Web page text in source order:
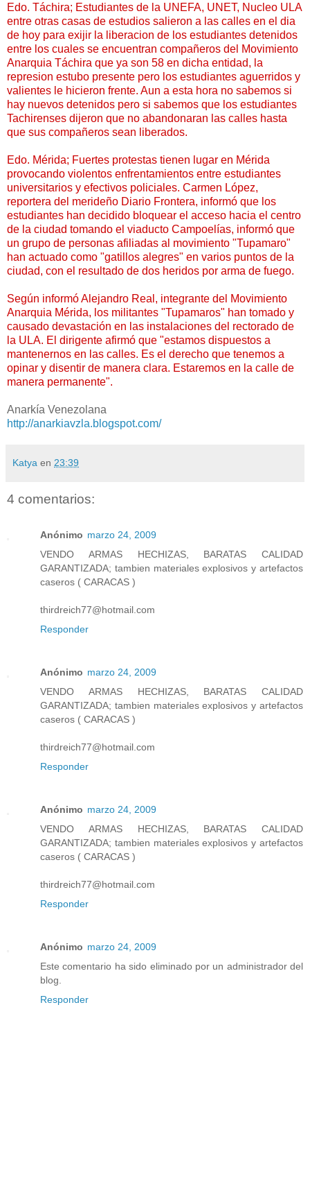
Edo. Táchira; Estudiantes de la UNEFA, UNET, Nucleo ULA
entre otras casas de estudios salieron a las calles en el dia
de hoy para exijir la liberacion de los estudiantes detenidos
entre los cuales se encuentran compañeros del Movimiento
Anarquia Táchira que ya son 58 en dicha entidad, la
represion estubo presente pero los estudiantes aguerridos y
valientes le hicieron frente. Aun a esta hora no sabemos si
hay nuevos detenidos pero si sabemos que los estudiantes
Tachirenses dijeron que no abandonaran las calles hasta
que sus compañeros sean liberados.
Edo. Mérida; Fuertes protestas tienen lugar en Mérida
provocando violentos enfrentamientos entre estudiantes
universitarios y efectivos policiales. Carmen López,
reportera del merideño Diario Frontera, informó que los
estudiantes han decidido bloquear el acceso hacia el centro
de la ciudad tomando el viaducto Campoelías, informó que
un grupo de personas afiliadas al movimiento "Tupamaro"
han actuado como "gatillos alegres" en varios puntos de la
ciudad, con el resultado de dos heridos por arma de fuego.
Según informó Alejandro Real, integrante del Movimiento
Anarquia Mérida, los militantes "Tupamaros" han tomado y
causado devastación en las instalaciones del rectorado de
la ULA. El dirigente afirmó que "estamos dispuestos a
mantenernos en las calles. Es el derecho que tenemos a
opinar y disentir de manera clara. Estaremos en la calle de
manera permanente".
Anarkía Venezolana
http://anarkiavzla.blogspot.com/
Katya en 23:39
4 comentarios:
Anónimo marzo 24, 2009
VENDO ARMAS HECHIZAS, BARATAS CALIDAD
GARANTIZADA; tambien materiales explosivos y artefactos
caseros ( CARACAS )
thirdreich77@hotmail.com
Responder
Anónimo marzo 24, 2009
VENDO ARMAS HECHIZAS, BARATAS CALIDAD
GARANTIZADA; tambien materiales explosivos y artefactos
caseros ( CARACAS )
thirdreich77@hotmail.com
Responder
Anónimo marzo 24, 2009
VENDO ARMAS HECHIZAS, BARATAS CALIDAD
GARANTIZADA; tambien materiales explosivos y artefactos
caseros ( CARACAS )
thirdreich77@hotmail.com
Responder
Anónimo marzo 24, 2009
Este comentario ha sido eliminado por un administrador del
blog.
Responder